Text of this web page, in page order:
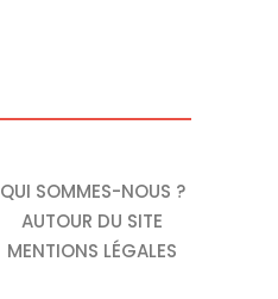
QUI SOMMES-NOUS ?
AUTOUR DU SITE
MENTIONS LÉGALES